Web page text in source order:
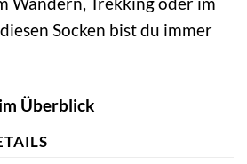
Socken bist du immer
Überblick